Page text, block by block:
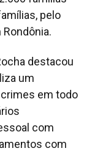
pelo
destacou
um
em todo
com
com